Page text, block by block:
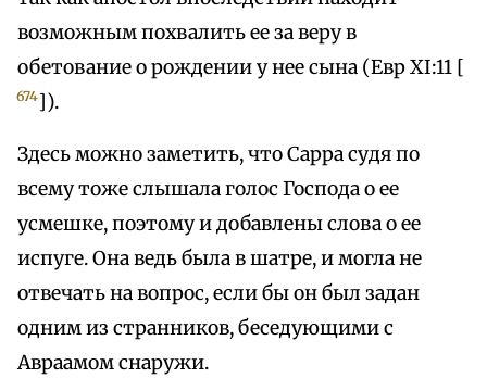
возможным похвалить ее за веру в
обетование о рождении у нее сына (Евр XI:11 [
674]).
Здесь можно заметить, что Сарра судя по
всему тоже слышала голос Господа о ее
усмешке, поэтому и добавлены слова о ее
испуге. Она ведь была в шатре, и могла не
отвечать на вопрос, если бы он был задан
одним из странников, беседующими с
Авраамом снаружи.